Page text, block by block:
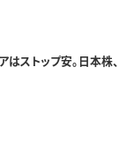
ストップ安。日本株、